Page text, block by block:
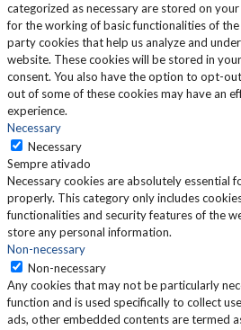
categorized as necessary are stored on
for the working of basic functionalities of
party cookies that help us analyze and
website. These cookies will be stored in
consent. You also have the option to opt-
out of some of these cookies may have an
experience.
Necessary
Necessary
Sempre ativado
Necessary cookies are absolutely essential
properly. This category only includes
functionalities and security features of the
store any personal information.
Non-necessary
Non-necessary
Any cookies that may not be particularly
function and is used specifically to collect
ads, other embedded contents are termed